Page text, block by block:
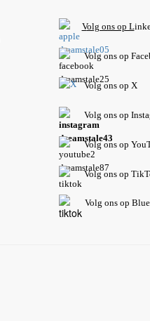
Volg ons op L
Volg ons op
Volg ons op X
Volg ons op
Volgons op
Volg ons op
Volg ons op